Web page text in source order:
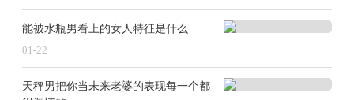
能被水瓶男看上的女人特征是什么
01-22
天秤男把你当未来老婆的表现每一个都